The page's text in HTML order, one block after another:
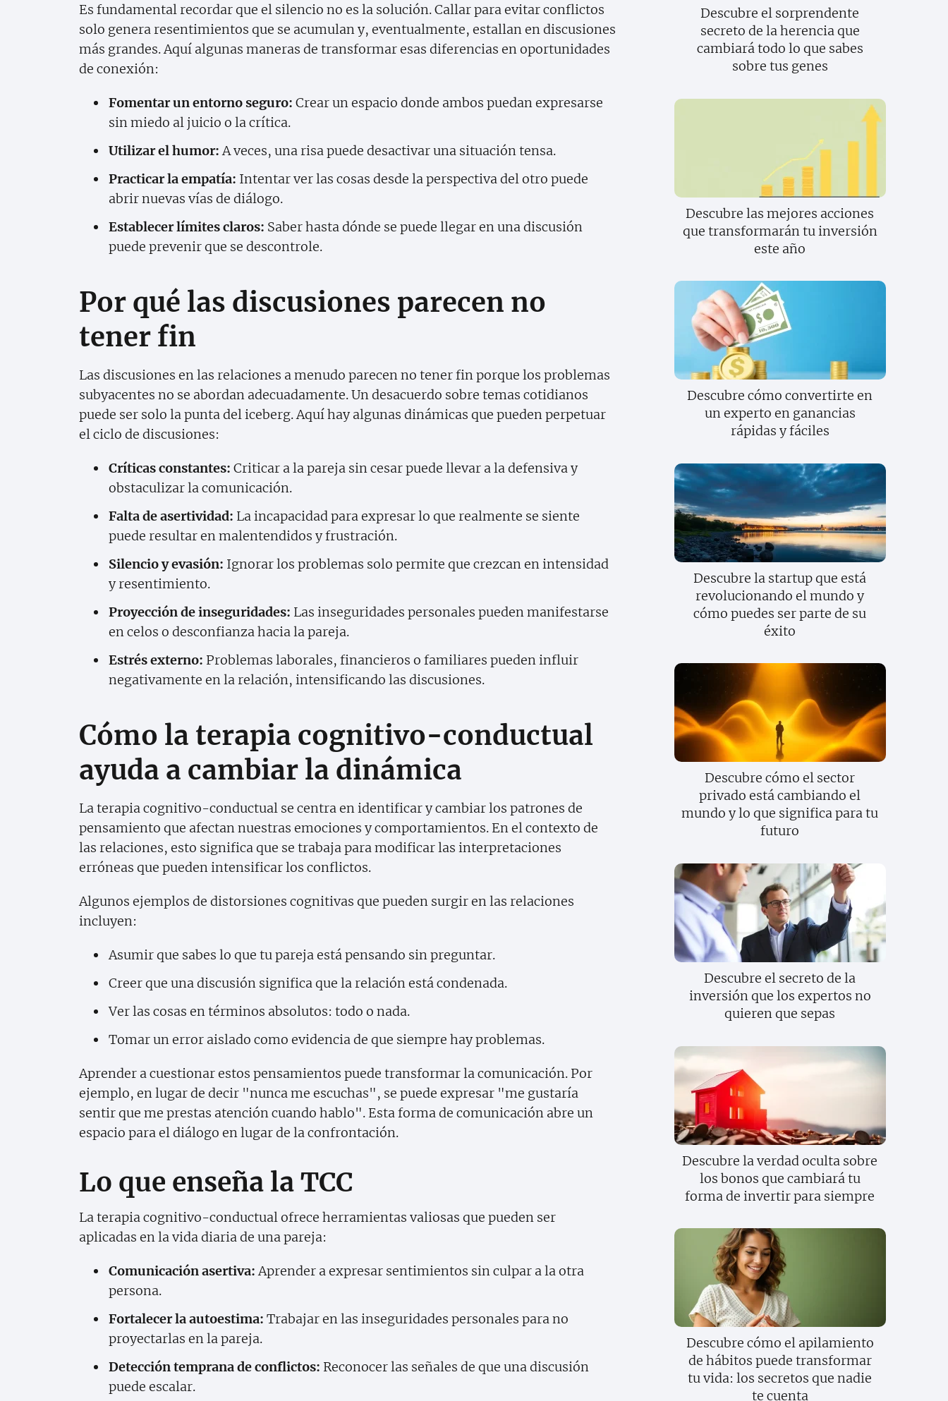
Es fundamental recordar que el silencio no es la solución. Callar para evitar conflictos
solo genera resentimientos que se acumulan y, eventualmente, estallan en discusiones
más grandes. Aquí algunas maneras de transformar esas diferencias en oportunidades
de conexión:
Fomentar un entorno seguro: Crear un espacio donde ambos puedan expresarse
sin miedo al juicio o la crítica.
Utilizar el humor: A veces, una risa puede desactivar una situación tensa.
Practicar la empatía: Intentar ver las cosas desde la perspectiva del otro puede
abrir nuevas vías de diálogo.
Establecer límites claros: Saber hasta dónde se puede llegar en una discusión
puede prevenir que se descontrole.
Por qué las discusiones parecen no
tener fin
Las discusiones en las relaciones a menudo parecen no tener fin porque los problemas
subyacentes no se abordan adecuadamente. Un desacuerdo sobre temas cotidianos
puede ser solo la punta del iceberg. Aquí hay algunas dinámicas que pueden perpetuar
el ciclo de discusiones:
Críticas constantes: Criticar a la pareja sin cesar puede llevar a la defensiva y
obstaculizar la comunicación.
Falta de asertividad: La incapacidad para expresar lo que realmente se siente
puede resultar en malentendidos y frustración.
Silencio y evasión: Ignorar los problemas solo permite que crezcan en intensidad
y resentimiento.
Proyección de inseguridades: Las inseguridades personales pueden manifestarse
en celos o desconfianza hacia la pareja.
Estrés externo: Problemas laborales, financieros o familiares pueden influir
negativamente en la relación, intensificando las discusiones.
Cómo la terapia cognitivo-conductual
ayuda a cambiar la dinámica
La terapia cognitivo-conductual se centra en identificar y cambiar los patrones de
pensamiento que afectan nuestras emociones y comportamientos. En el contexto de
las relaciones, esto significa que se trabaja para modificar las interpretaciones
erróneas que pueden intensificar los conflictos.
Algunos ejemplos de distorsiones cognitivas que pueden surgir en las relaciones
incluyen:
Asumir que sabes lo que tu pareja está pensando sin preguntar.
Creer que una discusión significa que la relación está condenada.
Ver las cosas en términos absolutos: todo o nada.
Tomar un error aislado como evidencia de que siempre hay problemas.
Aprender a cuestionar estos pensamientos puede transformar la comunicación. Por
ejemplo, en lugar de decir "nunca me escuchas", se puede expresar "me gustaría
sentir que me prestas atención cuando hablo". Esta forma de comunicación abre un
espacio para el diálogo en lugar de la confrontación.
Lo que enseña la TCC
La terapia cognitivo-conductual ofrece herramientas valiosas que pueden ser
aplicadas en la vida diaria de una pareja:
Comunicación asertiva: Aprender a expresar sentimientos sin culpar a la otra
persona.
Fortalecer la autoestima: Trabajar en las inseguridades personales para no
proyectarlas en la pareja.
Detección temprana de conflictos: Reconocer las señales de que una discusión
puede escalar.
Descubre el sorprendente
secreto de la herencia que
cambiará todo lo que sabes
sobre tus genes
Descubre las mejores acciones
que transformarán tu inversión
este año
Descubre cómo convertirte en
un experto en ganancias
rápidas y fáciles
Descubre la startup que está
revolucionando el mundo y
cómo puedes ser parte de su
éxito
Descubre cómo el sector
privado está cambiando el
mundo y lo que significa para tu
futuro
Descubre el secreto de la
inversión que los expertos no
quieren que sepas
Descubre la verdad oculta sobre
los bonos que cambiará tu
forma de invertir para siempre
Descubre cómo el apilamiento
de hábitos puede transformar
tu vida: los secretos que nadie
te cuenta